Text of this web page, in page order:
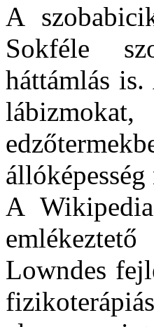
A
Sokféle
háttámlás
A
Lowndes